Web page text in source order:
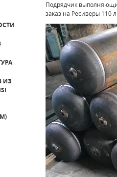
ИЗ
Подрядчик
заказ на Ресиверы 110